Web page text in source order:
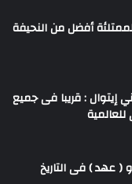
أفضل من النحيفة
إيتوال : قريبا فى جميع
( عهد ) فى التاريخ